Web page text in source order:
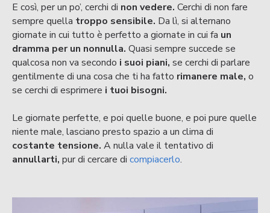
E così, per un po’, cerchi di non vedere. Cerchi di non fare
sempre quella troppo sensibile. Da lì, si alternano
giornate in cui tutto è perfetto a giornate in cui fa un
dramma per un nonnulla. Quasi sempre succede se
qualcosa non va secondo i suoi piani, se cerchi di parlare
gentilmente di una cosa che ti ha fatto rimanere male, o
se cerchi di esprimere i tuoi bisogni.
Le giornate perfette, e poi quelle buone, e poi pure quelle
niente male, lasciano presto spazio a un clima di
costante tensione. A nulla vale il tentativo di
annullarti, pur di cercare di compiacerlo.